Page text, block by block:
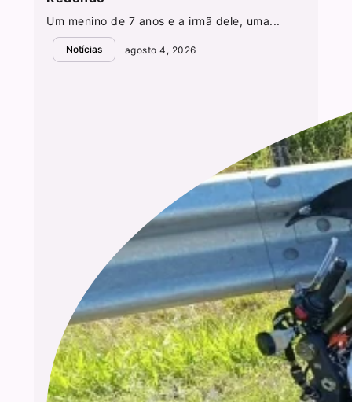
Um menino de 7 anos e a irmã dele, uma...
Notícias agosto 4, 2026